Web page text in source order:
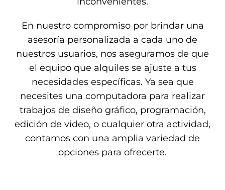
En nuestro compromiso por brindar una
asesoría personalizada a cada uno de
nuestros usuarios, nos aseguramos de que
el equipo que alquiles se ajuste a tus
necesidades específicas. Ya sea que
necesites una computadora para realizar
trabajos de diseño gráfico, programación,
edición de video, o cualquier otra actividad,
contamos con una amplia variedad de
opciones para ofrecerte.